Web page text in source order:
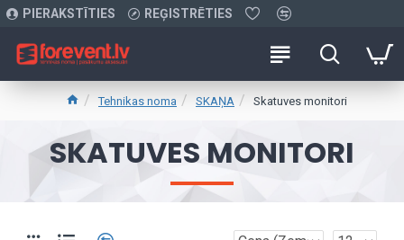
PIERAKSTĪTIES REĢISTRĒTIES
Tehnikas noma SKAŅA Skatuves monitori
SKATUVES MONITORI